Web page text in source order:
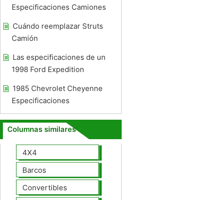
Especificaciones Camiones
Cuándo reemplazar Struts
Camión
Las especificaciones de un
1998 Ford Expedition
1985 Chevrolet Cheyenne
Especificaciones
Columnas similares
4X4
Barcos
Convertibles